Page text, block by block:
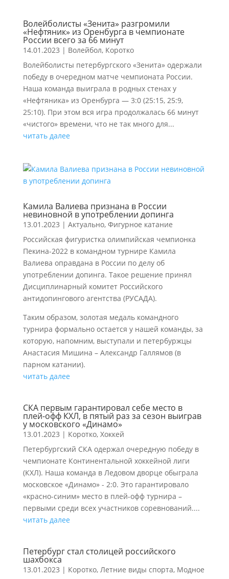
Волейболисты «Зенита» разгромили
«Нефтяник» из Оренбурга в чемпионате
России всего за 66 минут
14.01.2023 | Волейбол, Коротко
Волейболисты петербургского «Зенита» одержали
победу в очередном матче чемпионата России.
Наша команда выиграла в родных стенах у
«Нефтяника» из Оренбурга — 3:0 (25:15, 25:9,
25:10). При этом вся игра продолжалась 66 минут
«чистого» времени, что не так много для...
читать далее
Камила Валиева признана в России
невиновной в употреблении допинга
13.01.2023 | Актуально, Фигурное катание
Российская фигуристка олимпийская чемпионка
Пекина-2022 в командном турнире Камила
Валиева оправдана в России по делу об
употреблении допинга. Такое решение принял
Дисциплинарный комитет Российского
антидопингового агентства (РУСАДА).
Таким образом, золотая медаль командного
турнира формально остается у нашей команды, за
которую, напомним, выступали и петербуржцы
Анастасия Мишина – Александр Галлямов (в
парном катании).
читать далее
СКА первым гарантировал себе место в
плей-офф КХЛ, в пятый раз за сезон выиграв
у московского «Динамо»
13.01.2023 | Коротко, Хоккей
Петербургский СКА одержал очередную победу в
чемпионате Континентальной хоккейной лиги
(КХЛ). Наша команда в Ледовом дворце обыграла
московское «Динамо» - 2:0. Это гарантировало
«красно-синим» место в плей-офф турнира –
первыми среди всех участников соревнований....
читать далее
Петербург стал столицей российского
шахбокса
13.01.2023 | Коротко, Летние виды спорта, Модное